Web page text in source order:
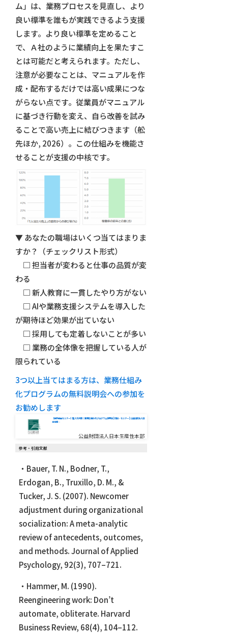
ム」は、業務プロセスを見直し、より
良い標準を誰もが実践できるよう支援
します。より良い標準を定めること
で、Ａ社のように業績向上を果たすこ
とは可能だと考えられます。ただし、
注意が必要なことは、マニュアルを作
成・配布するだけでは高い成果につな
がらない点です。従業員がマニュアル
に基づき行動を変え、自ら改善を試み
ることで高い売上に結びつきます（舩
先ほか, 2026）。この仕組みを機能さ
せることが支援の中核です。
▼ あなたの職場はいくつ当てはまりま
すか？（チェックリスト形式）
□ 担当者が変わると仕事の品質が変
わる
□ 新人教育に一貫したやり方がない
□ AIや業務支援システムを導入した
が期待ほど効果が出ていない
□ 採用しても定着しないことが多い
□ 業務の全体像を把握している人が
限られている
3つ以上当てはまる方は、業務仕組み
化プログラムの無料説明会への参加を
お勧めします
【無料動画セミナー】属人化対策｜業務仕組み化プログラム説明会 | 研修・セミナー | 公益財団法人日
本生産…
公益財団法人日本生産性本部
参考・引用文献
・Bauer, T. N., Bodner, T.,
Erdogan, B., Truxillo, D. M., &
Tucker, J. S. (2007). Newcomer
adjustment during organizational
socialization: A meta-analytic
review of antecedents, outcomes,
and methods. Journal of Applied
Psychology, 92(3), 707–721.
・Hammer, M. (1990).
Reengineering work: Don’t
automate, obliterate. Harvard
Business Review, 68(4), 104–112.